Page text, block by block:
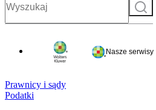
Szukaj
Nasze serwisy
Prawnicy i sądy
Podatki